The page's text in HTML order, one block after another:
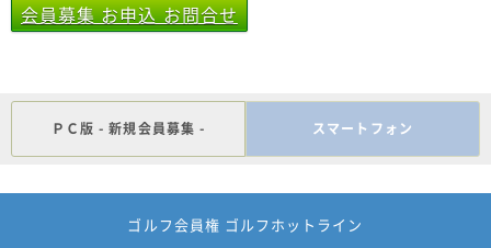
会員募集 お申込 お問合せ
ＰＣ版 - 新規会員募集 - スマートフォン
ゴルフ会員権 ゴルフホットライン